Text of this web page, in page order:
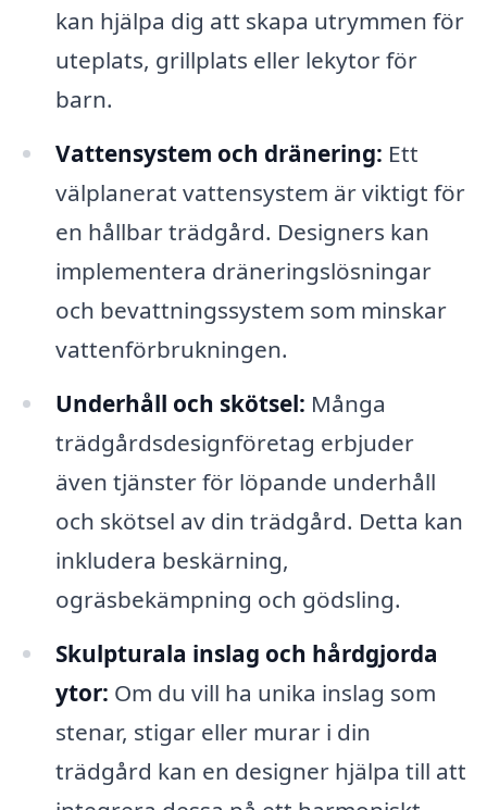
kan hjälpa dig att skapa utrymmen för
uteplats, grillplats eller lekytor för
barn.
Vattensystem och dränering: Ett
välplanerat vattensystem är viktigt för
en hållbar trädgård. Designers kan
implementera dräneringslösningar
och bevattningssystem som minskar
vattenförbrukningen.
Underhåll och skötsel: Många
trädgårdsdesignföretag erbjuder
även tjänster för löpande underhåll
och skötsel av din trädgård. Detta kan
inkludera beskärning,
ogräsbekämpning och gödsling.
Skulpturala inslag och hårdgjorda
ytor: Om du vill ha unika inslag som
stenar, stigar eller murar i din
trädgård kan en designer hjälpa till att